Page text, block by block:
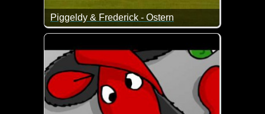
Piggeldy & Frederick - Ostern
"Was ist Ostern?" will Piggeldy wissen. Doch